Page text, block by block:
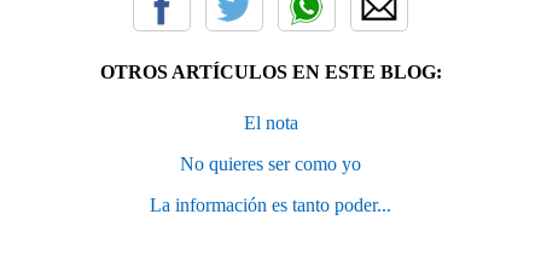
OTROS ARTÍCULOS EN ESTE BLOG:
El nota
No quieres ser como yo
La información es tanto poder...